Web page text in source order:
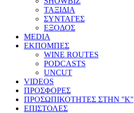
ΤΑΞΙΔΙΑ
ΣΥΝΤΑΓΕΣ
ΕΞΟΔΟΣ
MEDIA
ΕΚΠΟΜΠΕΣ
WINE ROUTES
PODCASTS
UNCUT
VIDEOS
ΠΡΟΣΦΟΡΕΣ
ΠΡΟΣΩΠΙΚΟΤΗΤΕΣ ΣΤΗΝ ''Κ''
ΕΠΙΣΤΟΛΕΣ